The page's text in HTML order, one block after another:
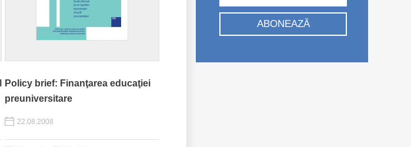
Policy brief: Finanţarea educaţiei
preuniversitare
22.08.2008
ABONEAZĂ